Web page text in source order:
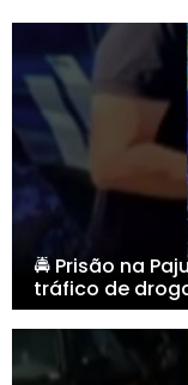
🚔 Prisão na
tráfico de